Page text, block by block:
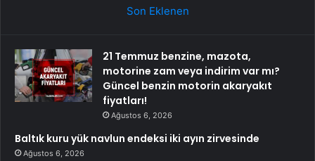
Son Eklenen
21 Temmuz benzine, mazota,
motorine zam veya indirim var mı?
Güncel benzin motorin akaryakıt
fiyatları!
Ağustos 6, 2026
Baltık kuru yük navlun endeksi iki ayın zirvesinde
Ağustos 6, 2026